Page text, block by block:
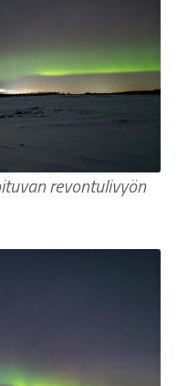
revontulivyön